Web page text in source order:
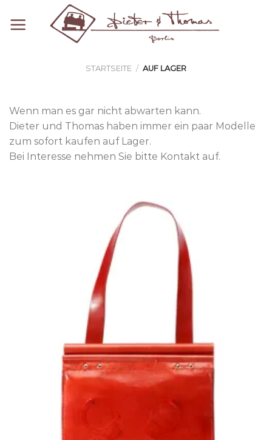
Inhalt
STARTSEITE / AUF LAGER
Wenn man es gar nicht abwarten kann.
Dieter und Thomas haben immer ein paar Modelle
zum sofort kaufen auf Lager.
Bei Interesse nehmen Sie bitte Kontakt auf.